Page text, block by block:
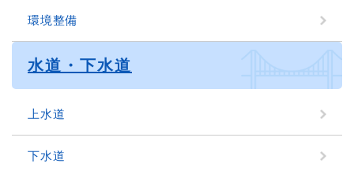
環境整備
水道・下水道
上水道
下水道